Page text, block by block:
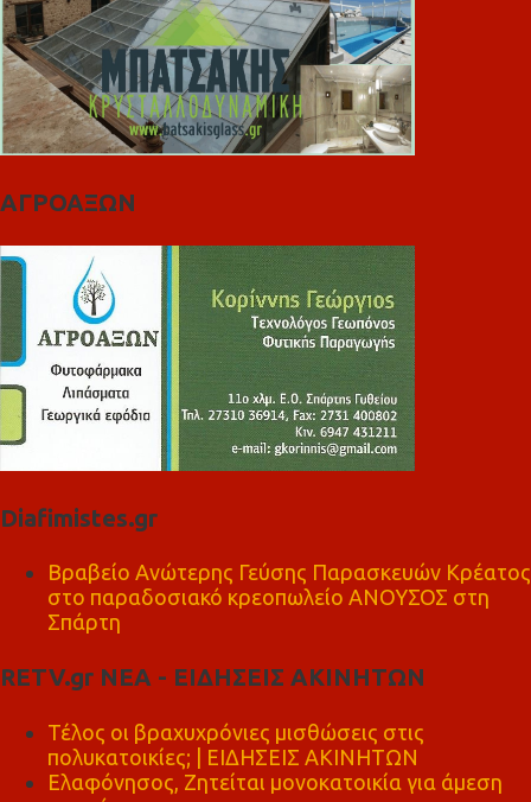
ΑΓΡΟΑΞΩΝ
Diafimistes.gr
Βραβείο Ανώτερης Γεύσης Παρασκευών Κρέατος
στο παραδοσιακό κρεοπωλείο ΑΝΟΥΣΟΣ στη
Σπάρτη
RETV.gr ΝΕΑ - ΕΙΔΗΣΕΙΣ ΑΚΙΝΗΤΩΝ
Τέλος οι βραχυχρόνιες μισθώσεις στις
πολυκατοικίες; | ΕΙΔΗΣΕΙΣ ΑΚΙΝΗΤΩΝ
Ελαφόνησος, Ζητείται μονοκατοικία για άμεση